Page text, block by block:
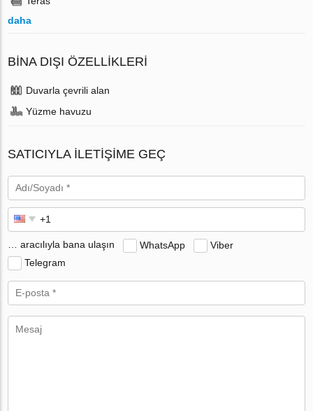
daha
BINA DIŞI ÖZELLIKLERI
Duvarla çevrili alan
Yüzme havuzu
SATICIYLA ILETIŞIME GEÇ
… aracılıyla bana ulaşın WhatsApp
Viber
Telegram